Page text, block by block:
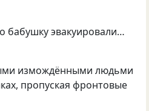
бабушку эвакуировали…
измождёнными людьми
пропуская фронтовые